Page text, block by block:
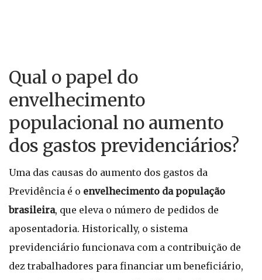
Qual o papel do
envelhecimento
populacional no aumento
dos gastos previdenciários?
Uma das causas do aumento dos gastos da
Previdência é o envelhecimento da população
brasileira, que eleva o número de pedidos de
aposentadoria. Historically, o sistema
previdenciário funcionava com a contribuição de
dez trabalhadores para financiar um beneficiário,